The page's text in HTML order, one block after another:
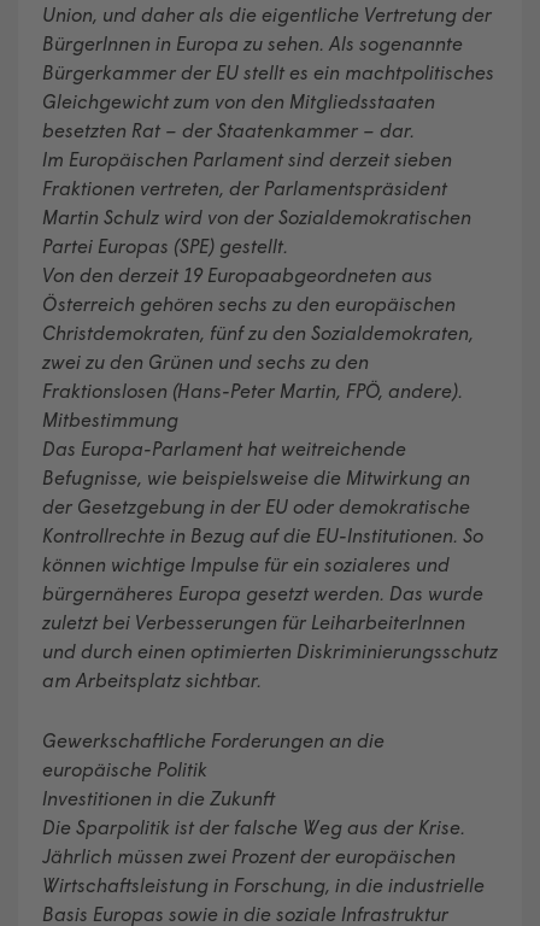
Union, und daher als die eigentliche Vertretung der
BürgerInnen in Europa zu sehen. Als sogenannte
Bürgerkammer der EU stellt es ein machtpolitisches
Gleichgewicht zum von den Mitgliedsstaaten
besetzten Rat – der Staatenkammer – dar.
Im Europäischen Parlament sind derzeit sieben
Fraktionen vertreten, der Parlamentspräsident
Martin Schulz wird von der Sozialdemokratischen
Partei Europas (SPE) gestellt.
Von den derzeit 19 Europaabgeordneten aus
Österreich gehören sechs zu den europäischen
Christdemokraten, fünf zu den Sozialdemokraten,
zwei zu den Grünen und sechs zu den
Fraktionslosen (Hans-Peter Martin, FPÖ, andere).
Mitbestimmung
Das Europa-Parlament hat weitreichende
Befugnisse, wie beispielsweise die Mitwirkung an
der Gesetzgebung in der EU oder demokratische
Kontrollrechte in Bezug auf die EU-Institutionen. So
können wichtige Impulse für ein sozialeres und
bürgernäheres Europa gesetzt werden. Das wurde
zuletzt bei Verbesserungen für LeiharbeiterInnen
und durch einen optimierten Diskriminierungsschutz
am Arbeitsplatz sichtbar.
Gewerkschaftliche Forderungen an die
europäische Politik
Investitionen in die Zukunft
Die Sparpolitik ist der falsche Weg aus der Krise.
Jährlich müssen zwei Prozent der europäischen
Wirtschaftsleistung in Forschung, in die industrielle
Basis Europas sowie in die soziale Infrastruktur